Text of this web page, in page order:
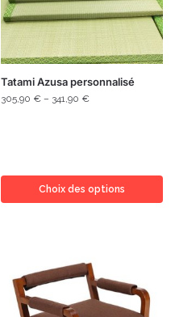
Tatami Azusa personnalisé
305,90 € – 341,90 €
Choix des options